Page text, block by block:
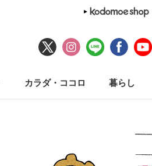
カラダ・ココロ 暮らし